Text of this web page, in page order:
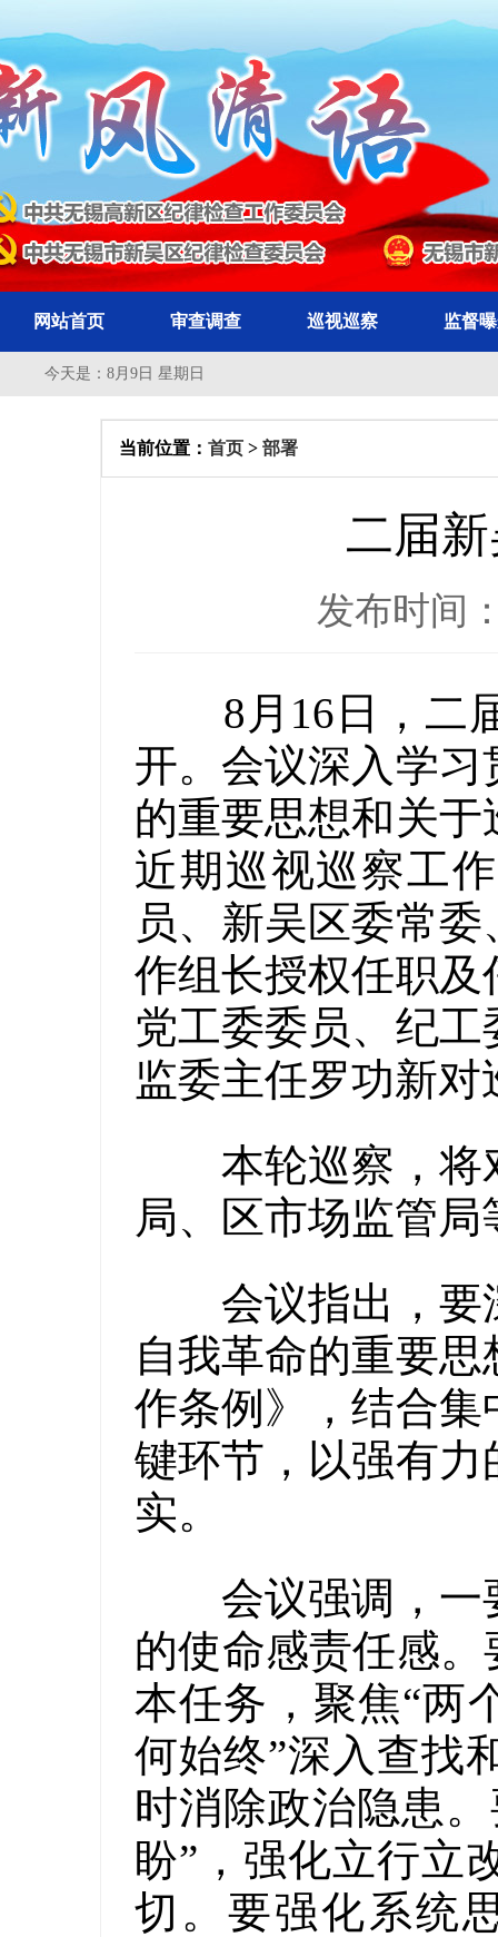
网站首页 审查调查 巡视巡察 监督
今天是： 8月9日 星期日
当前位置： 首页 > 部署
二届
发布时间
8月16日，二届
开。会议深入学
的重要思想和关
近期巡视巡察工
员、新吴区委常
作组长授权任职
党工委委员、纪
监委主任罗功新
本轮巡察，将
局、区市场监管
会议指出，要
自我革命的重要
作条例》，结合
键环节，以强有
实。
会议强调，一
的使命感责任感
本任务，聚焦“两
何始终”深入查找
时消除政治隐患
盼”，强化立行立
切。要强化系统